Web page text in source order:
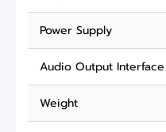
Power Supply
Audio Output Interface
Weight